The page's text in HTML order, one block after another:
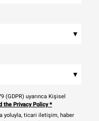
▾
▾
(GDPR) uyarınca Kişisel
the Privacy Policy*
yoluyla, ticari iletişim, haber